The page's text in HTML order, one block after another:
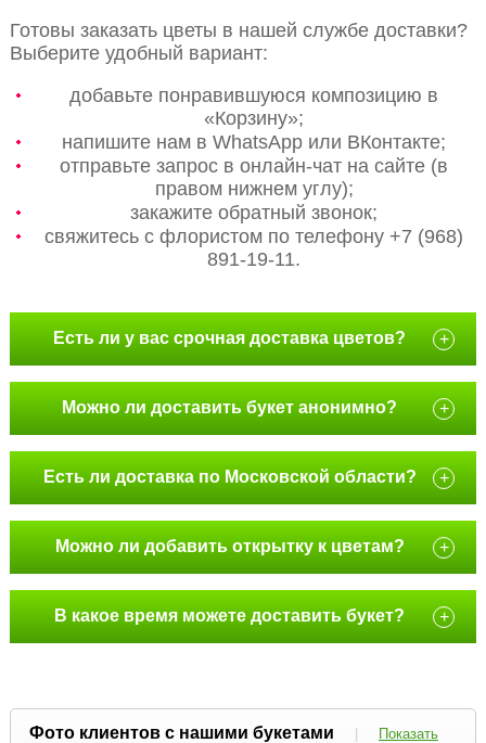
Готовы заказать цветы в нашей службе доставки?
Выберите удобный вариант:
добавьте понравившуюся композицию в
«Корзину»;
напишите нам в WhatsApp или ВКонтакте;
отправьте запрос в онлайн-чат на сайте (в
правом нижнем углу);
закажите обратный звонок;
свяжитесь с флористом по телефону +7 (968)
891-19-11.
Есть ли у вас срочная доставка цветов? +
Можно ли доставить букет анонимно? +
Есть ли доставка по Московской области? +
Можно ли добавить открытку к цветам? +
В какое время можете доставить букет? +
Фото клиентов с нашими букетами |
Показать